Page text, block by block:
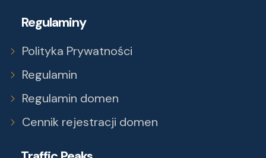
Regulaminy
Polityka Prywatności
Regulamin
Regulamin domen
Cennik rejestracji domen